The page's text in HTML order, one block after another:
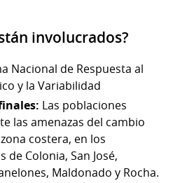
involucrados?
Nacional de Respuesta al
y la Variabilidad
Las poblaciones
las amenazas del cambio
costera, en los
de Colonia, San José,
Maldonado y Rocha.